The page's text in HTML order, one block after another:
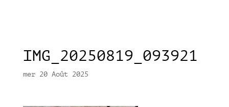
IMG_20250819_093921
mer 20 Août 2025